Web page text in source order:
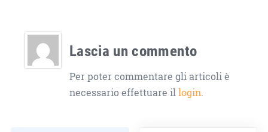
Lascia un commento
Per poter commentare gli articoli è
necessario effettuare illogin.